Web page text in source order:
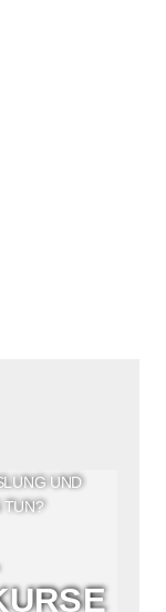
UND
TUN?